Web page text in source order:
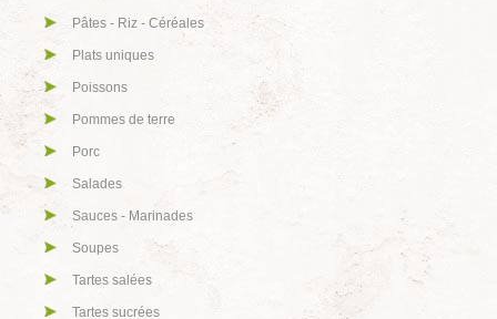
Pâtes - Riz - Céréales
Plats uniques
Poissons
Pommes de terre
Porc
Salades
Sauces - Marinades
Soupes
Tartes salées
Tartes sucrées